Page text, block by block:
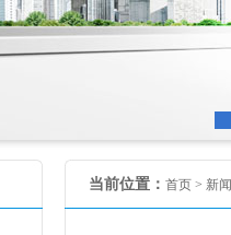
当前位置： 首页 > 新